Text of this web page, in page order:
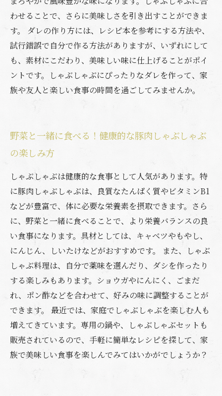
わせることで、さらに美味しさを引き出すことができま
す。 ダレの作り方には、レシピ本を参考にする方法や、
試行錯誤で自分で作る方法がありますが、いずれにして
も、素材にこだわり、美味しい味に仕上げることがポイ
ントです。しゃぶしゃぶにぴったりなダレを作って、家
族や友人と楽しい食事の時間を過ごしてみませんか。
野菜と一緒に食べる！健康的な豚肉しゃぶしゃぶ
の楽しみ方
しゃぶしゃぶは健康的な食事として人気があります。特
に豚肉しゃぶしゃぶは、良質なたんぱく質やビタミンB1
などが豊富で、体に必要な栄養素を摂取できます。さら
に、野菜と一緒に食べることで、より栄養バランスの良
い食事になります。具材としては、キャベツやもやし、
にんじん、しいたけなどがおすすめです。 また、しゃぶ
しゃぶ料理は、自分で薬味を選んだり、ダシを作ったり
する楽しみもあります。ショウガやにんにく、ごまだ
れ、ポン酢などを合わせて、好みの味に調整することが
できます。 最近では、家庭でしゃぶしゃぶを楽しむ人も
増えてきています。専用の鍋や、しゃぶしゃぶセットも
販売されているので、手軽に簡単なレシピを探して、家
族で美味しい食事を楽しんでみてはいかがでしょうか？